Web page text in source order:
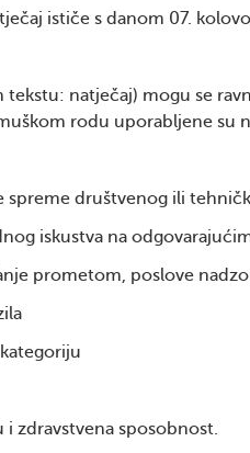
ističe s danom 07.
tekstu: natječaj) mogu se
rodu uporabljene su
spreme društvenog ili
iskustva na
prometom, poslove
i zdravstvena sposobnost.